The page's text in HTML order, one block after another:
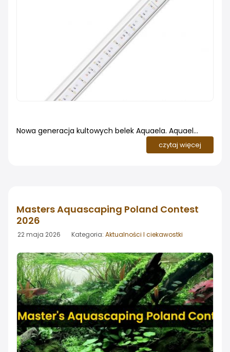
Nowa generacja kultowych belek Aquaela. Aquael
zaprezentował nową linię oświetlenia akwarystycznego
Leddy Slim BT. To rozwinięcie znanej i lubianej serii
czytaj więcej
Masters Aquascaping Poland Contest
2026
22 maja 2026 Kategoria: Aktualności I ciekawostki